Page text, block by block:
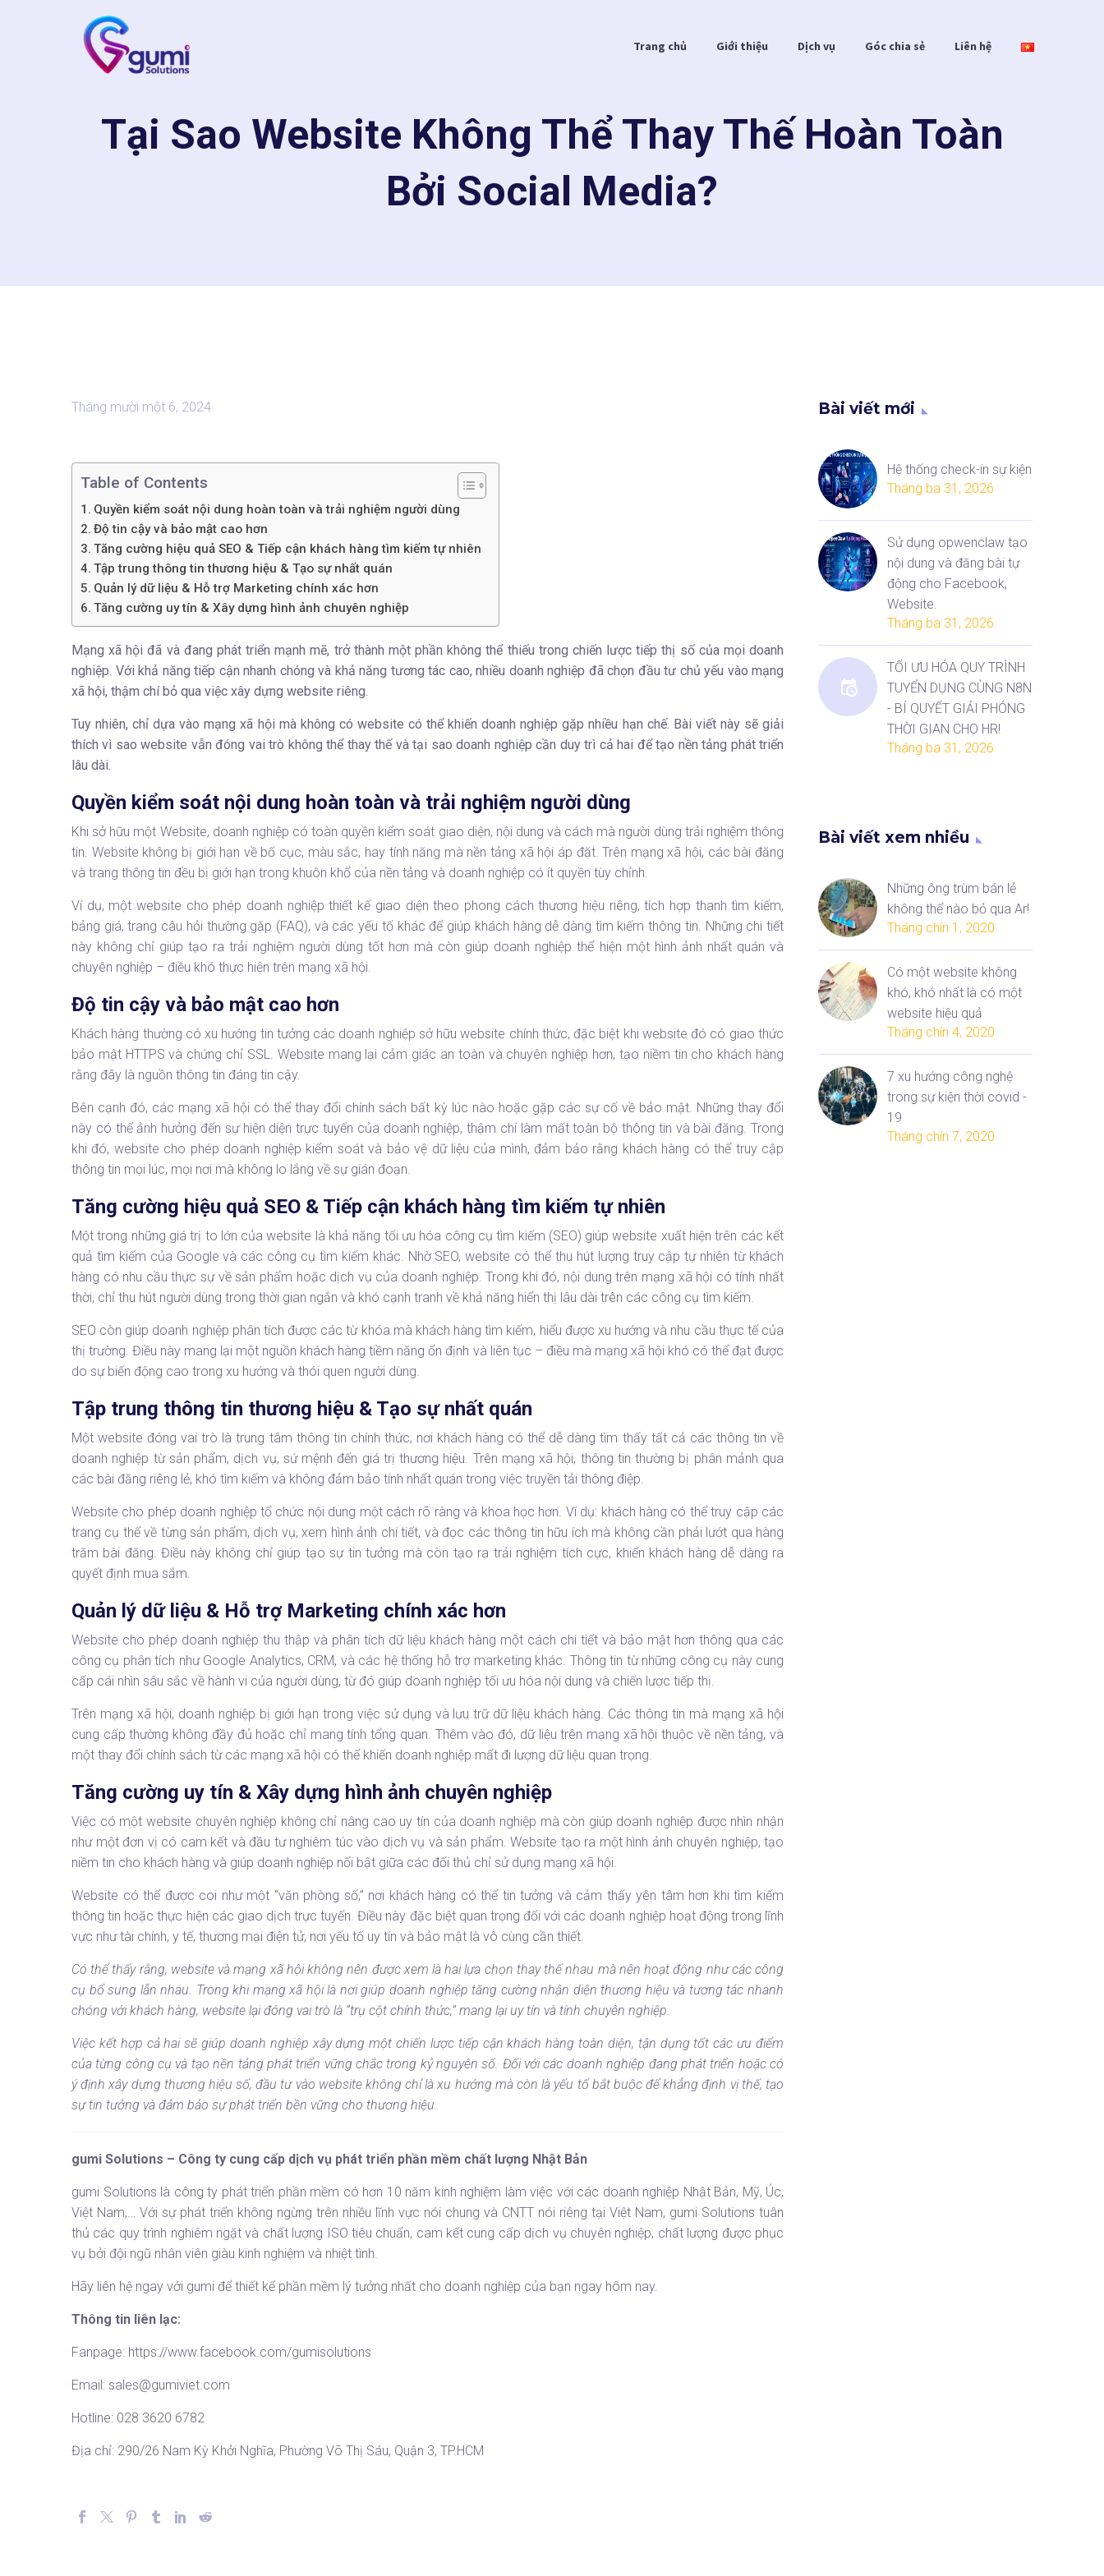
Trang chủ Giới thiệu Dịch vụ Góc chia sẻ Liên hệ
Tại Sao Website Không Thể Thay Thế Hoàn Toàn
Bởi Social Media?
Tháng mười một 6, 2024
Table of Contents
Quyền kiểm soát nội dung hoàn toàn và trải nghiệm người dùng
Độ tin cậy và bảo mật cao hơn
Tăng cường hiệu quả SEO & Tiếp cận khách hàng tìm kiếm tự nhiên
Tập trung thông tin thương hiệu & Tạo sự nhất quán
Quản lý dữ liệu & Hỗ trợ Marketing chính xác hơn
Tăng cường uy tín & Xây dựng hình ảnh chuyên nghiệp
Mạng xã hội đã và đang phát triển mạnh mẽ, trở thành một phần không thể thiếu trong chiến lược tiếp thị số của mọi doanh
nghiệp. Với khả năng tiếp cận nhanh chóng và khả năng tương tác cao, nhiều doanh nghiệp đã chọn đầu tư chủ yếu vào mạng
xã hội, thậm chí bỏ qua việc xây dựng website riêng.
Tuy nhiên, chỉ dựa vào mạng xã hội mà không có website có thể khiến doanh nghiệp gặp nhiều hạn chế. Bài viết này sẽ giải
thích vì sao website vẫn đóng vai trò không thể thay thế và tại sao doanh nghiệp cần duy trì cả hai để tạo nền tảng phát triển
lâu dài.
Quyền kiểm soát nội dung hoàn toàn và trải nghiệm người dùng
Khi sở hữu một Website, doanh nghiệp có toàn quyền kiểm soát giao diện, nội dung và cách mà người dùng trải nghiệm thông
tin. Website không bị giới hạn về bố cục, màu sắc, hay tính năng mà nền tảng xã hội áp đặt. Trên mạng xã hội, các bài đăng
và trang thông tin đều bị giới hạn trong khuôn khổ của nền tảng và doanh nghiệp có ít quyền tùy chỉnh.
Ví dụ, một website cho phép doanh nghiệp thiết kế giao diện theo phong cách thương hiệu riêng, tích hợp thanh tìm kiếm,
bảng giá, trang câu hỏi thường gặp (FAQ), và các yếu tố khác để giúp khách hàng dễ dàng tìm kiếm thông tin. Những chi tiết
này không chỉ giúp tạo ra trải nghiệm người dùng tốt hơn mà còn giúp doanh nghiệp thể hiện một hình ảnh nhất quán và
chuyên nghiệp – điều khó thực hiện trên mạng xã hội.
Độ tin cậy và bảo mật cao hơn
Khách hàng thường có xu hướng tin tưởng các doanh nghiệp sở hữu website chính thức, đặc biệt khi website đó có giao thức
bảo mật HTTPS và chứng chỉ SSL. Website mang lại cảm giác an toàn và chuyên nghiệp hơn, tạo niềm tin cho khách hàng
rằng đây là nguồn thông tin đáng tin cậy.
Bên cạnh đó, các mạng xã hội có thể thay đổi chính sách bất kỳ lúc nào hoặc gặp các sự cố về bảo mật. Những thay đổi
này có thể ảnh hưởng đến sự hiện diện trực tuyến của doanh nghiệp, thậm chí làm mất toàn bộ thông tin và bài đăng. Trong
khi đó, website cho phép doanh nghiệp kiểm soát và bảo vệ dữ liệu của mình, đảm bảo rằng khách hàng có thể truy cập
thông tin mọi lúc, mọi nơi mà không lo lắng về sự gián đoạn.
Tăng cường hiệu quả SEO & Tiếp cận khách hàng tìm kiếm tự nhiên
Một trong những giá trị to lớn của website là khả năng tối ưu hóa công cụ tìm kiếm (SEO) giúp website xuất hiện trên các kết
quả tìm kiếm của Google và các công cụ tìm kiếm khác. Nhờ SEO, website có thể thu hút lượng truy cập tự nhiên từ khách
hàng có nhu cầu thực sự về sản phẩm hoặc dịch vụ của doanh nghiệp. Trong khi đó, nội dung trên mạng xã hội có tính nhất
thời, chỉ thu hút người dùng trong thời gian ngắn và khó cạnh tranh về khả năng hiển thị lâu dài trên các công cụ tìm kiếm.
SEO còn giúp doanh nghiệp phân tích được các từ khóa mà khách hàng tìm kiếm, hiểu được xu hướng và nhu cầu thực tế của
thị trường. Điều này mang lại một nguồn khách hàng tiềm năng ổn định và liên tục – điều mà mạng xã hội khó có thể đạt được
do sự biến động cao trong xu hướng và thói quen người dùng.
Tập trung thông tin thương hiệu & Tạo sự nhất quán
Một website đóng vai trò là trung tâm thông tin chính thức, nơi khách hàng có thể dễ dàng tìm thấy tất cả các thông tin về
doanh nghiệp từ sản phẩm, dịch vụ, sứ mệnh đến giá trị thương hiệu. Trên mạng xã hội, thông tin thường bị phân mảnh qua
các bài đăng riêng lẻ, khó tìm kiếm và không đảm bảo tính nhất quán trong việc truyền tải thông điệp.
Website cho phép doanh nghiệp tổ chức nội dung một cách rõ ràng và khoa học hơn. Ví dụ: khách hàng có thể truy cập các
trang cụ thể về từng sản phẩm, dịch vụ, xem hình ảnh chi tiết, và đọc các thông tin hữu ích mà không cần phải lướt qua hàng
trăm bài đăng. Điều này không chỉ giúp tạo sự tin tưởng mà còn tạo ra trải nghiệm tích cực, khiến khách hàng dễ dàng ra
quyết định mua sắm.
Quản lý dữ liệu & Hỗ trợ Marketing chính xác hơn
Website cho phép doanh nghiệp thu thập và phân tích dữ liệu khách hàng một cách chi tiết và bảo mật hơn thông qua các
công cụ phân tích như Google Analytics, CRM, và các hệ thống hỗ trợ marketing khác. Thông tin từ những công cụ này cung
cấp cái nhìn sâu sắc về hành vi của người dùng, từ đó giúp doanh nghiệp tối ưu hóa nội dung và chiến lược tiếp thị.
Trên mạng xã hội, doanh nghiệp bị giới hạn trong việc sử dụng và lưu trữ dữ liệu khách hàng. Các thông tin mà mạng xã hội
cung cấp thường không đầy đủ hoặc chỉ mang tính tổng quan. Thêm vào đó, dữ liệu trên mạng xã hội thuộc về nền tảng, và
một thay đổi chính sách từ các mạng xã hội có thể khiến doanh nghiệp mất đi lượng dữ liệu quan trọng.
Tăng cường uy tín & Xây dựng hình ảnh chuyên nghiệp
Việc có một website chuyên nghiệp không chỉ nâng cao uy tín của doanh nghiệp mà còn giúp doanh nghiệp được nhìn nhận
như một đơn vị có cam kết và đầu tư nghiêm túc vào dịch vụ và sản phẩm. Website tạo ra một hình ảnh chuyên nghiệp, tạo
niềm tin cho khách hàng và giúp doanh nghiệp nổi bật giữa các đối thủ chỉ sử dụng mạng xã hội.
Website có thể được coi như một “văn phòng số,” nơi khách hàng có thể tin tưởng và cảm thấy yên tâm hơn khi tìm kiếm
thông tin hoặc thực hiện các giao dịch trực tuyến. Điều này đặc biệt quan trọng đối với các doanh nghiệp hoạt động trong lĩnh
vực như tài chính, y tế, thương mại điện tử, nơi yếu tố uy tín và bảo mật là vô cùng cần thiết.
Có thể thấy rằng, website và mạng xã hội không nên được xem là hai lựa chọn thay thế nhau mà nên hoạt động như các công
cụ bổ sung lẫn nhau. Trong khi mạng xã hội là nơi giúp doanh nghiệp tăng cường nhận diện thương hiệu và tương tác nhanh
chóng với khách hàng, website lại đóng vai trò là “trụ cột chính thức,” mang lại uy tín và tính chuyên nghiệp.
Việc kết hợp cả hai sẽ giúp doanh nghiệp xây dựng một chiến lược tiếp cận khách hàng toàn diện, tận dụng tốt các ưu điểm
của từng công cụ và tạo nền tảng phát triển vững chắc trong kỷ nguyên số. Đối với các doanh nghiệp đang phát triển hoặc có
ý định xây dựng thương hiệu số, đầu tư vào website không chỉ là xu hướng mà còn là yếu tố bắt buộc để khẳng định vị thế, tạo
sự tin tưởng và đảm bảo sự phát triển bền vững cho thương hiệu.
gumi Solutions – Công ty cung cấp dịch vụ phát triển phần mềm chất lượng Nhật Bản
gumi Solutions là công ty phát triển phần mềm có hơn 10 năm kinh nghiệm làm việc với các doanh nghiệp Nhật Bản, Mỹ, Úc,
Việt Nam,… Với sự phát triển không ngừng trên nhiều lĩnh vực nói chung và CNTT nói riêng tại Việt Nam, gumi Solutions tuân
thủ các quy trình nghiêm ngặt và chất lượng ISO tiêu chuẩn, cam kết cung cấp dịch vụ chuyên nghiệp, chất lượng được phục
vụ bởi đội ngũ nhân viên giàu kinh nghiệm và nhiệt tình.
Hãy liên hệ ngay với gumi để thiết kế phần mềm lý tưởng nhất cho doanh nghiệp của bạn ngay hôm nay.
Thông tin liên lạc:
Fanpage: https://www.facebook.com/gumisolutions
Email: sales@gumiviet.com
Hotline: 028 3620 6782
Địa chỉ: 290/26 Nam Kỳ Khởi Nghĩa, Phường Võ Thị Sáu, Quận 3, TP.HCM
Bài viết mới
Hệ thống check-in sự kiện
Tháng ba 31, 2026
Sử dụng opwenclaw tạo
nội dung và đăng bài tự
động cho Facebook,
Website.
Tháng ba 31, 2026
TỐI ƯU HÓA QUY TRÌNH
TUYỂN DỤNG CÙNG N8N
- BÍ QUYẾT GIẢI PHÓNG
THỜI GIAN CHO HR!
Tháng ba 31, 2026
Bài viết xem nhiều
Những ông trùm bán lẻ
không thể nào bỏ qua Ar!
Tháng chín 1, 2020
Có một website không
khó, khó nhất là có một
website hiệu quả
Tháng chín 4, 2020
7 xu hướng công nghệ
trong sự kiện thời covid -
19
Tháng chín 7, 2020